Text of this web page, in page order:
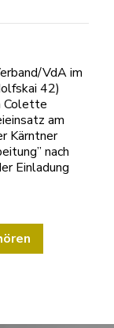
VdA im
42)
Colette
am
Kärntner
nach
Einladung